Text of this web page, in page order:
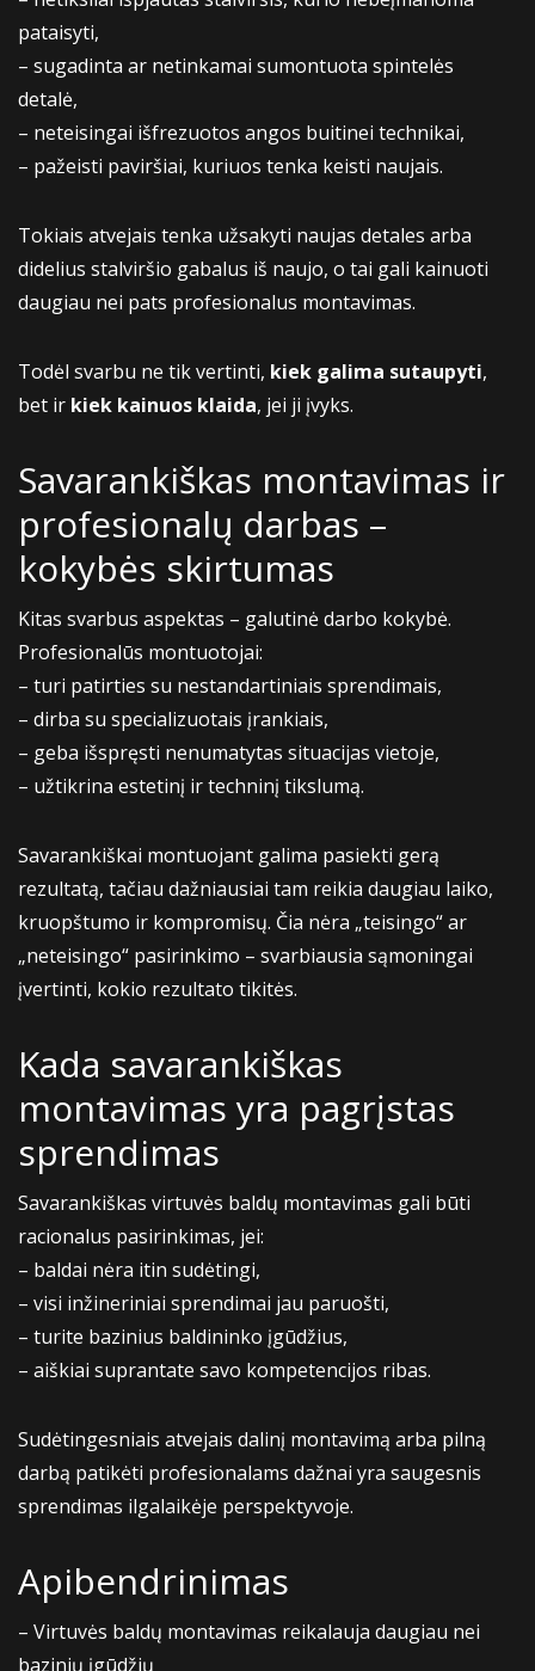
pataisyti,
– sugadinta ar netinkamai sumontuota spintelės
detalė,
– neteisingai išfrezuotos angos buitinei technikai,
– pažeisti paviršiai, kuriuos tenka keisti naujais.
Tokiais atvejais tenka užsakyti naujas detales arba
didelius stalviršio gabalus iš naujo, o tai gali kainuoti
daugiau nei pats profesionalus montavimas.
Todėl svarbu ne tik vertinti, kiek galima sutaupyti,
bet ir kiek kainuos klaida, jei ji įvyks.
Savarankiškas montavimas ir
profesionalų darbas –
kokybės skirtumas
Kitas svarbus aspektas – galutinė darbo kokybė.
Profesionalūs montuotojai:
– turi patirties su nestandartiniais sprendimais,
– dirba su specializuotais įrankiais,
– geba išspręsti nenumatytas situacijas vietoje,
– užtikrina estetinį ir techninį tikslumą.
Savarankiškai montuojant galima pasiekti gerą
rezultatą, tačiau dažniausiai tam reikia daugiau laiko,
kruopštumo ir kompromisų. Čia nėra „teisingo“ ar
„neteisingo“ pasirinkimo – svarbiausia sąmoningai
įvertinti, kokio rezultato tikitės.
Kada savarankiškas
montavimas yra pagrįstas
sprendimas
Savarankiškas virtuvės baldų montavimas gali būti
racionalus pasirinkimas, jei:
– baldai nėra itin sudėtingi,
– visi inžineriniai sprendimai jau paruošti,
– turite bazinius baldininko įgūdžius,
– aiškiai suprantate savo kompetencijos ribas.
Sudėtingesniais atvejais dalinį montavimą arba pilną
darbą patikėti profesionalams dažnai yra saugesnis
sprendimas ilgalaikėje perspektyvoje.
Apibendrinimas
– Virtuvės baldų montavimas reikalauja daugiau nei
bazinių įgūdžių